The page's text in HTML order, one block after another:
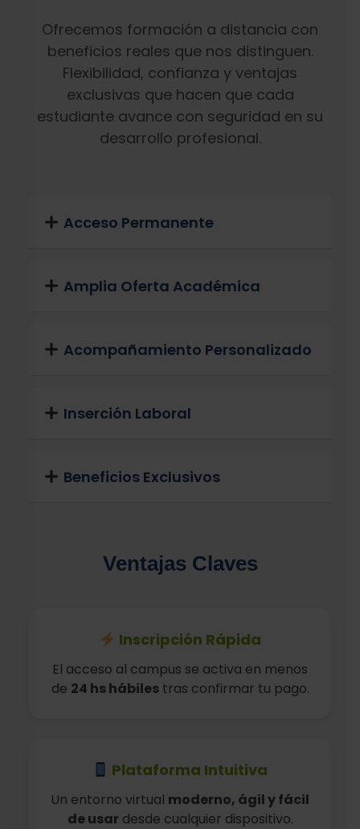
Ofrecemos formación a distancia con
beneficios reales que nos distinguen.
Flexibilidad, confianza y ventajas
exclusivas que hacen que cada
estudiante avance con seguridad en su
desarrollo profesional.
Acceso Permanente
Amplia Oferta Académica
Acompañamiento Personalizado
Inserción Laboral
Beneficios Exclusivos
Ventajas Claves
Inscripción Rápida
El acceso al campus se activa en menos
de 24 hs hábilestras confirmar tu pago.
Plataforma Intuitiva
Un entorno virtual moderno, ágil y fácil
de usardesde cualquier dispositivo.